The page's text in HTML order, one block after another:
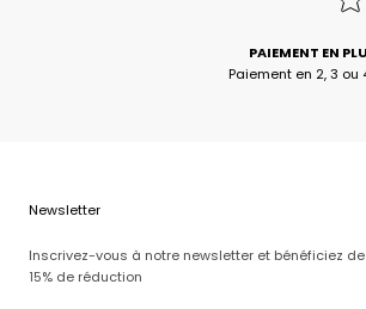
PAIEMENT EN
Paiement en 2, 3
Newsletter
Inscrivez-vous à notre newsletter et bénéficiez de
15% de réduction